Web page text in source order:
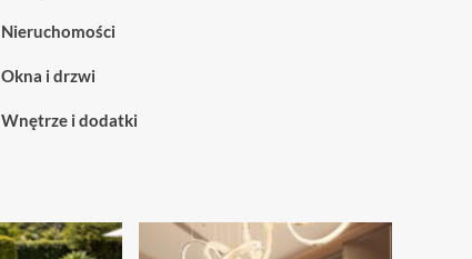
Nieruchomości
Okna i drzwi
Wnętrze i dodatki